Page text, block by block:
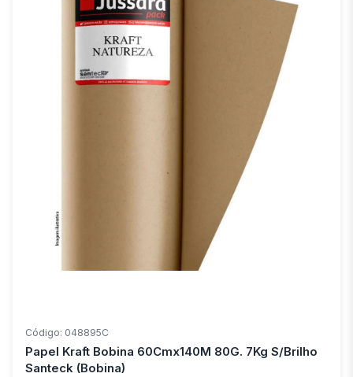
Código: 048895C
Papel Kraft Bobina 60Cmx140M 80G. 7Kg S/Brilho
Santeck (Bobina)